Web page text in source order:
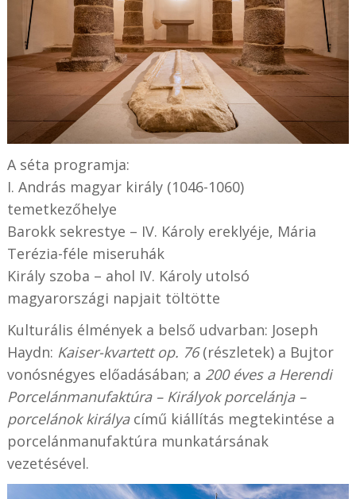
A séta programja:
I. András magyar király (1046-1060)
temetkezőhelye
Barokk sekrestye – IV. Károly ereklyéje, Mária
Terézia-féle miseruhák
Király szoba – ahol IV. Károly utolsó
magyarországi napjait töltötte
Kulturális élmények a belső udvarban: Joseph
Haydn: Kaiser-kvartett op. 76(részletek) a Bujtor
vonósnégyes előadásában; a 200 éves a Herendi
Porcelánmanufaktúra – Királyok porcelánja –
porcelánok királyacímű kiállítás megtekintése a
porcelánmanufaktúra munkatársának
vezetésével.